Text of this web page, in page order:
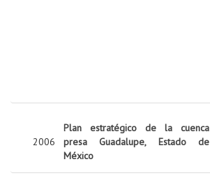
2006
Plan estratégico de la cuenca
presa Guadalupe, Estado de
México